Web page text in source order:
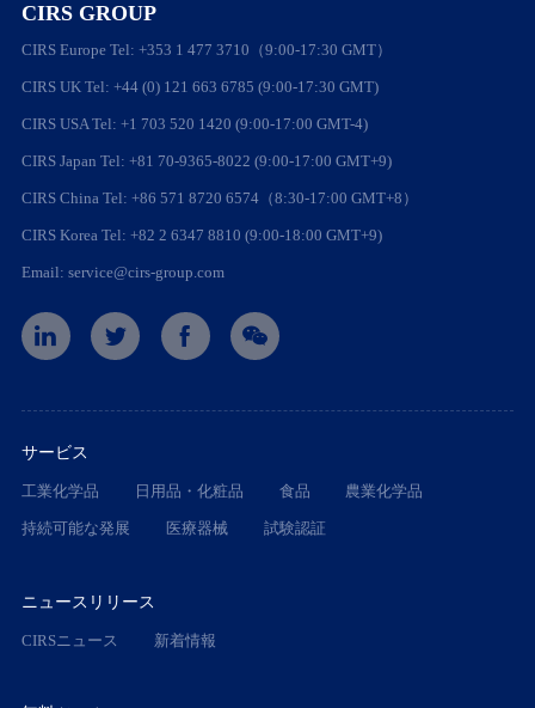
CIRS GROUP
CIRS Europe Tel: +353 1 477 3710（9:00-17:30 GMT）
CIRS UK Tel: +44 (0) 121 663 6785 (9:00-17:30 GMT)
CIRS USA Tel: +1 703 520 1420 (9:00-17:00 GMT-4)
CIRS Japan Tel: +81 70-9365-8022 (9:00-17:00 GMT+9)
CIRS China Tel: +86 571 8720 6574（8:30-17:00 GMT+8）
CIRS Korea Tel: +82 2 6347 8810 (9:00-18:00 GMT+9)
Email: service@cirs-group.com
サービス
工業化学品 日用品・化粧品 食品 農業化学品
持続可能な発展 医療器械 試験認証
ニュースリリース
CIRSニュース 新着情報